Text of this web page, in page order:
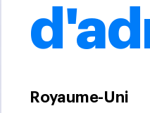
Royaume-Uni